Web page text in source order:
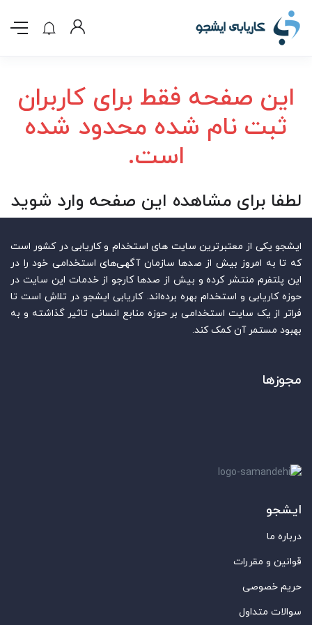
این صفحه فقط برای کاربران
ثبت نام شده محدود شده
است.
لطفا برای مشاهده این صفحه وارد شوید
ایشجو یکی از معتبرترین سایت‌ های استخدام و کاریابی در کشور است
که تا به امروز بیش از صدها سازمان آگهی‌های استخدامی خود را در
این پلتفرم منتشر کرده و بیش از صدها کارجو از خدمات این سایت در
حوزه کاریابی و استخدام بهره برده‌اند. کاریابی ایشجو در تلاش است تا
فراتر از یک سایت استخدامی بر حوزه منابع انسانی تاثیر گذاشته و به
بهبود مستمر آن کمک کند.
مجوزها
ایشجو
درباره ما
قوانین و مقررات
حریم خصوصی
سوالات متداول